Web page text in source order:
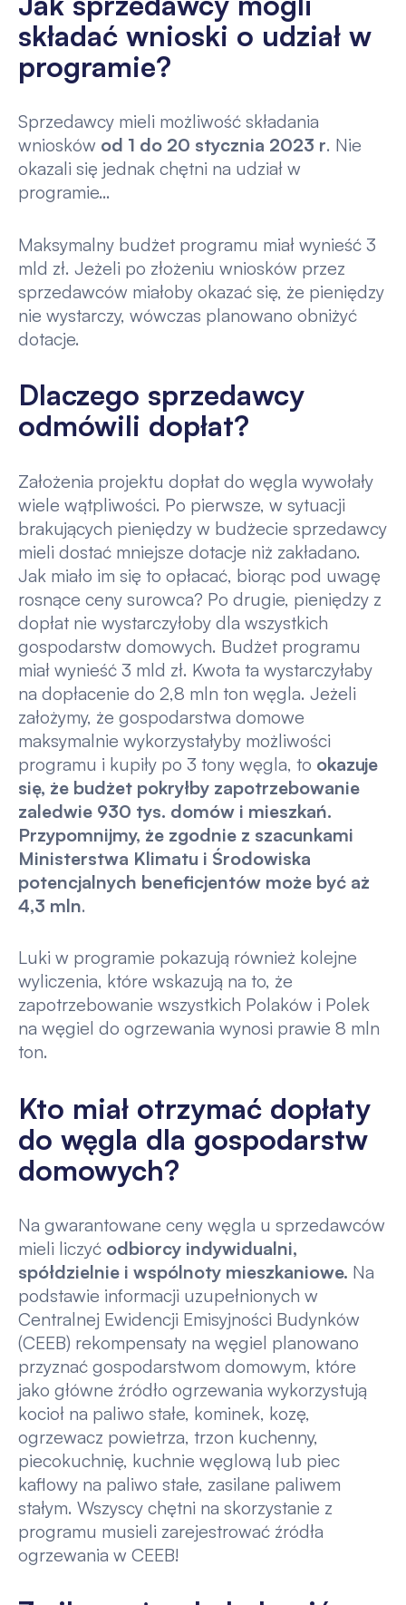
składać wnioski o udział w
programie?
Sprzedawcy mieli możliwość składania
wniosków od 1 do 20 stycznia 2023 r. Nie
okazali się jednak chętni na udział w
programie…
Maksymalny budżet programu miał wynieść 3
mld zł. Jeżeli po złożeniu wniosków przez
sprzedawców miałoby okazać się, że pieniędzy
nie wystarczy, wówczas planowano obniżyć
dotacje.
Dlaczego sprzedawcy
odmówili dopłat?
Założenia projektu dopłat do węgla wywołały
wiele wątpliwości. Po pierwsze, w sytuacji
brakujących pieniędzy w budżecie sprzedawcy
mieli dostać mniejsze dotacje niż zakładano.
Jak miało im się to opłacać, biorąc pod uwagę
rosnące ceny surowca? Po drugie, pieniędzy z
dopłat nie wystarczyłoby dla wszystkich
gospodarstw domowych. Budżet programu
miał wynieść 3 mld zł. Kwota ta wystarczyłaby
na dopłacenie do 2,8 mln ton węgla. Jeżeli
założymy, że gospodarstwa domowe
maksymalnie wykorzystałyby możliwości
programu i kupiły po 3 tony węgla, to okazuje
się, że budżet pokryłby zapotrzebowanie
zaledwie 930 tys. domów i mieszkań.
Przypomnijmy, że zgodnie z szacunkami
Ministerstwa Klimatu i Środowiska
potencjalnych beneficjentów może być aż
4,3 mln.
Luki w programie pokazują również kolejne
wyliczenia, które wskazują na to, że
zapotrzebowanie wszystkich Polaków i Polek
na węgiel do ogrzewania wynosi prawie 8 mln
ton.
Kto miał otrzymać dopłaty
do węgla dla gospodarstw
domowych?
Na gwarantowane ceny węgla u sprzedawców
mieli liczyć odbiorcy indywidualni,
spółdzielnie i wspólnoty mieszkaniowe. Na
podstawie informacji uzupełnionych w
Centralnej Ewidencji Emisyjności Budynków
(CEEB) rekompensaty na węgiel planowano
przyznać gospodarstwom domowym, które
jako główne źródło ogrzewania wykorzystują
kocioł na paliwo stałe, kominek, kozę,
ogrzewacz powietrza, trzon kuchenny,
piecokuchnię, kuchnie węglową lub piec
kaflowy na paliwo stałe, zasilane paliwem
stałym. Wszyscy chętni na skorzystanie z
programu musieli zarejestrować źródła
ogrzewania w CEEB!